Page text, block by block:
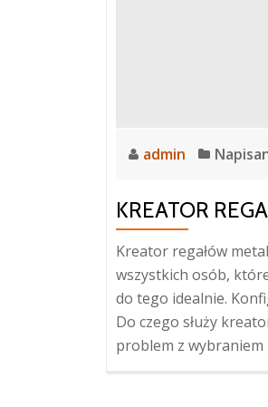
admin
KREATOR
Kreator regałów
wszystkich osób,
do tego idealnie.
Do czego służy
problem z wybraniem